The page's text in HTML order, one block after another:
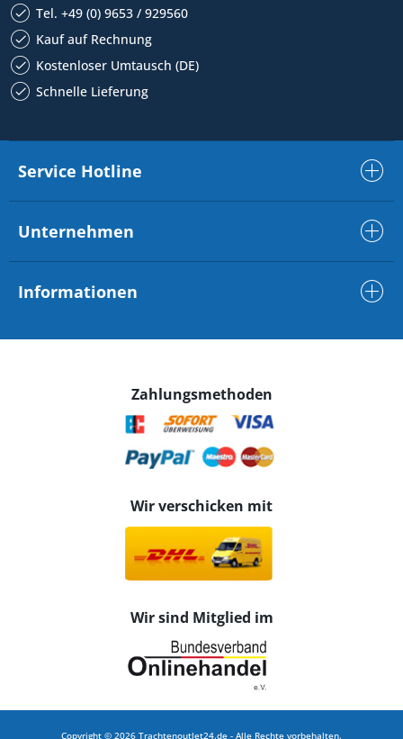
Tel. +49 (0) 9653 / 929560
Kauf auf Rechnung
Kostenloser Umtausch (DE)
Schnelle Lieferung
Service Hotline
Unternehmen
Informationen
Zahlungsmethoden
Wir verschicken mit
Wir sind Mitglied im
Copyright © 2026 Trachtenoutlet24.de - Alle Rechte vorbehalten.